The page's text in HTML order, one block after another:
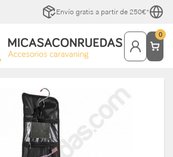
Envío gratis a partir de 250€*
0